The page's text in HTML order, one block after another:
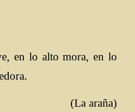
en lo alto mora, en lo
(La araña)